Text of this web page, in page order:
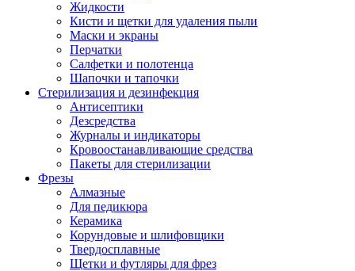
Жидкости
Кисти и щетки для удаления пыли
Маски и экраны
Перчатки
Салфетки и полотенца
Шапочки и тапочки
Стерилизация и дезинфекция
Антисептики
Дезсредства
Журналы и индикаторы
Кровоостанавливающие средства
Пакеты для стерилизации
Фрезы
Алмазные
Для педикюра
Керамика
Корундовые и шлифовщики
Твердосплавные
Щетки и футляры для фрез